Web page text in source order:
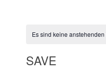
Es sind keine
SAVE